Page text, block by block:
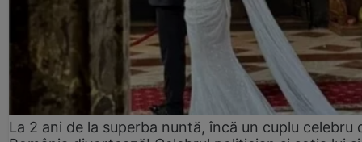
La 2 ani de la superba nuntă, încă un cuplu celebru